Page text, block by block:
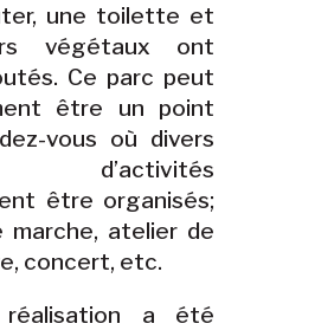
une toilette et
végétaux ont
Ce parc peut
être un point
vous où divers
d’activités
être organisés;
marche, atelier de
concert, etc.
a été